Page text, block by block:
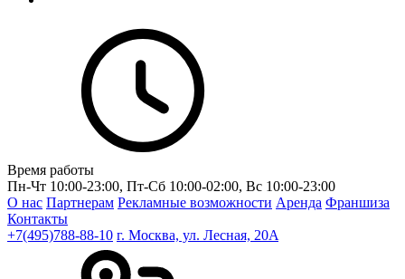
Время работы
Пн-Чт 10:00-23:00, Пт-Сб 10:00-02:00, Вс 10:00-23:00
О нас Партнерам Рекламные возможности Аренда Франшиза
Контакты
+7(495)788-88-10 г. Москва, ул. Лесная, 20A